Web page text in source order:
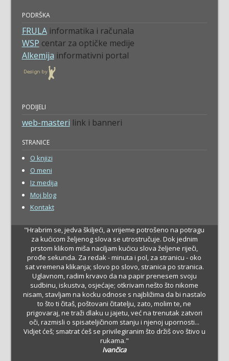
PODRŠKA
FRULAinformatika i računala
WSP centar za optičke medije
Alkemija informativni portal
PODIJELI
web-masteri link i banneri
STRANICE
O knjizi
O meni
Iz medija
Moj blog
Kontakt
"Hrabrim se, jedva škiljeći, a vrijeme potrošeno na potragu
za kućicom željenog slova se utrostručuje. Dok jednim
prstom klikom miša naciljam kućicu slova željene riječi,
prođe sekunda. Za redak - minuta i pol, za stranicu - oko
sat vremena klikanja; slovo po slovo, stranica po stranica.
Uglavnom, radim krvavo da na papir prenesem svoju
sudbinu, iskustva, osjećaje; otkrivam nešto što nikome
nisam, stavljam na kocku odnose s najbližima da bi nastalo
to što ti čitaš, poštovani čitatelju, zato, molim te, ne
prigovaraj, ne traži dlaku u jajetu, već na trenutak zatvori
oči, razmisli o spisateljičinom stanju i njenoj upornosti...
Vidjet ćeš; smatrat ćeš se privilegiranim što držiš ovo štivo u
rukama."
Ivančica